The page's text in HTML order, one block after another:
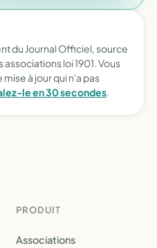
du Journal Officiel, source
loi 1901. Vous
à jour qui n'a pas
le en 30 secondes.
PRODUIT
Associations